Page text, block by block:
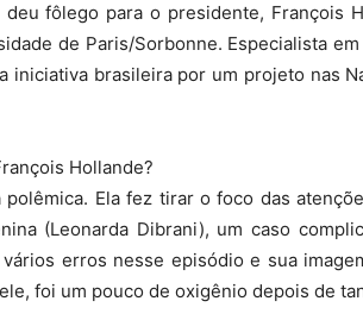
fôlego para o presidente, François
de Paris/Sorbonne. Especialista
iniciativa brasileira por um projeto nas
Hollande?
Ela fez tirar o foco das
(Leonarda Dibrani), um caso
erros nesse episódio e sua
foi um pouco de oxigênio depois de